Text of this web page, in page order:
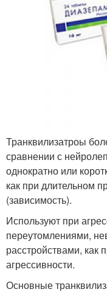
Транквилизатроы
сравнении с
однократно или
как при длительном
(зависимость).
Используют при
переутомлениями,
расстройствами,
агрессивности.
Основные